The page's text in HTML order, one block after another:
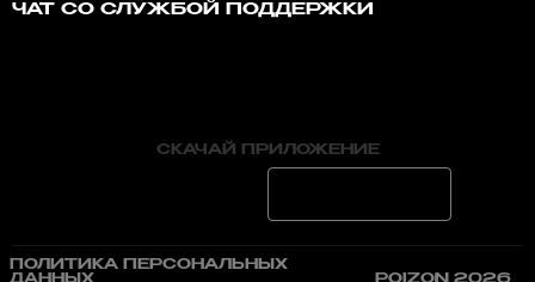
ЧАТ СО СЛУЖБОЙ ПОДДЕРЖКИ
СКАЧАЙ ПРИЛОЖЕНИЕ
ПОЛИТИКА ПЕРСОНАЛЬНЫХ